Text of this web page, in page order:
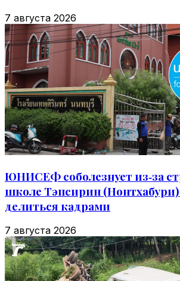
7 августа 2026
ЮНИСЕФ соболезнует из‑за
школе Тэпсирин
делиться кадрами
7 августа 2026